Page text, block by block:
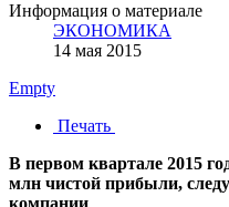
Информация о материале
ЭКОНОМИКА
14 мая 2015
Empty
Печать
В первом квартале 2015
млн чистой прибыли,